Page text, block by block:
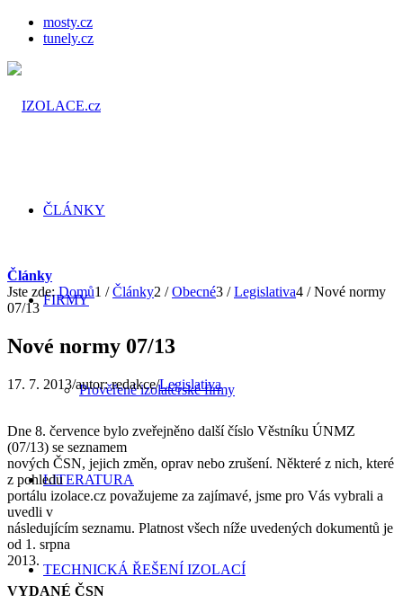
mosty.cz
tunely.cz
ČLÁNKY
FIRMY
Prověřené izolatérské firmy
LITERATURA
TECHNICKÁ ŘEŠENÍ IZOLACÍ
Články
Jste zde: Domů1 / Články2 / Obecné3 / Legislativa4 / Nové normy
07/13
Nové normy 07/13
17. 7. 2013/autor:redakce/Legislativa
Dne 8. července bylo zveřejněno další číslo Věstníku ÚNMZ
(07/13) se seznamem
nových ČSN, jejich změn, oprav nebo zrušení. Některé z nich, které
z pohledu
portálu izolace.cz považujeme za zajímavé, jsme pro Vás vybrali a
uvedli v
následujícím seznamu. Platnost všech níže uvedených dokumentů je
od 1. srpna
2013.
VYDANÉ ČSN